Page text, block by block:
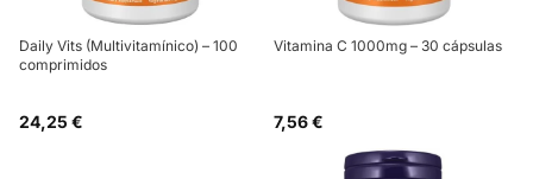
Daily Vits (Multivitamínico) – 100
comprimidos
24,25 €
Vitamina C 1000mg – 30 cápsulas
7,56 €